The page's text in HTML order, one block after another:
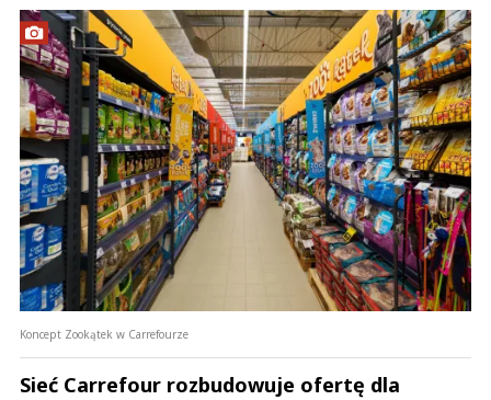
Koncept Zookątek w Carrefourze
Sieć Carrefour rozbudowuje ofertę dla